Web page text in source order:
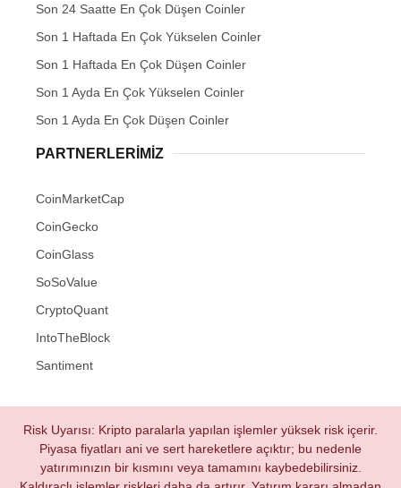
Son 24 Saatte En Çok Düşen Coinler
Son 1 Haftada En Çok Yükselen Coinler
Son 1 Haftada En Çok Düşen Coinler
Son 1 Ayda En Çok Yükselen Coinler
Son 1 Ayda En Çok Düşen Coinler
PARTNERLERIMIZ
CoinMarketCap
CoinGecko
CoinGlass
SoSoValue
CryptoQuant
IntoTheBlock
Santiment
Risk Uyarısı: Kripto paralarla yapılan işlemler yüksek risk içerir.
Piyasa fiyatları ani ve sert hareketlere açıktır; bu nedenle
yatırımınızın bir kısmını veya tamamını kaybedebilirsiniz.